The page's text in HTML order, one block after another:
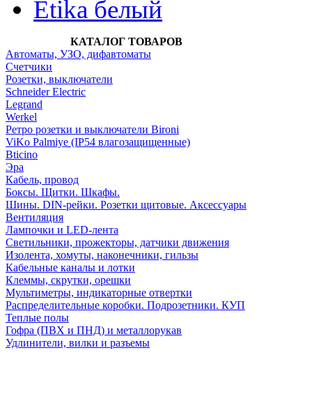
Etika белый
КАТАЛОГ ТОВАРОВ
Автоматы, УЗО, дифавтоматы
Счетчики
Розетки, выключатели
Schneider Electric
Legrand
Werkel
Ретро розетки и выключатели Bironi
ViKo Palmiye (IP54 влагозащищенные)
Bticino
Эра
Кабель, провод
Боксы. Щитки. Шкафы.
Шины. DIN-рейки. Розетки щитовые. Аксессуары
Вентиляция
Лампочки и LED-лента
Светильники, прожекторы, датчики движения
Изолента, хомуты, наконечники, гильзы
Кабельные каналы и лотки
Клеммы, скрутки, орешки
Мультиметры, индикаторные отвертки
Распределительные коробки. Подрозетники. КУП
Теплые полы
Гофра (ПВХ и ПНД) и металлорукав
Удлинители, вилки и разъемы